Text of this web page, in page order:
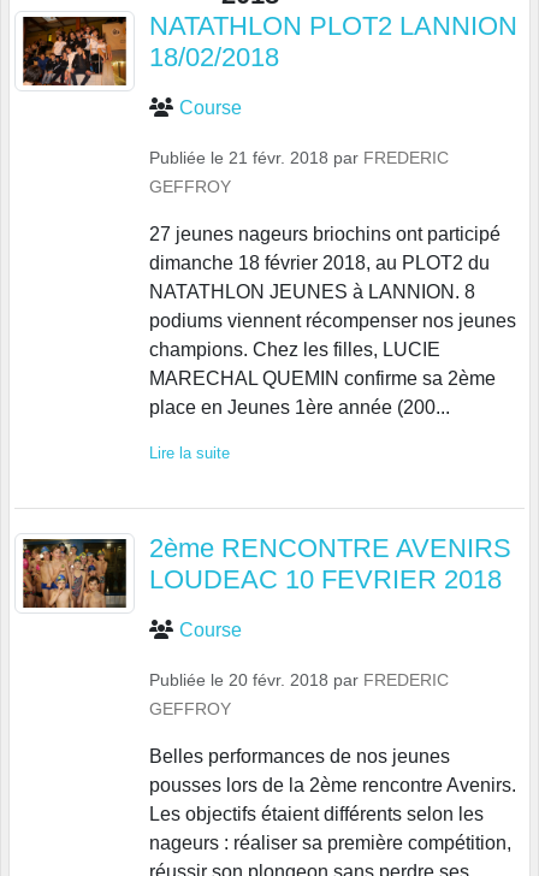
NATATHLON PLOT2 LANNION
18/02/2018
Course
Publiée le 21 févr. 2018 par FREDERIC
GEFFROY
27 jeunes nageurs briochins ont participé
dimanche 18 février 2018, au PLOT2 du
NATATHLON JEUNES à LANNION. 8
podiums viennent récompenser nos jeunes
champions. Chez les filles, LUCIE
MARECHAL QUEMIN confirme sa 2ème
place en Jeunes 1ère année (200...
Lire la suite
2ème RENCONTRE AVENIRS
LOUDEAC 10 FEVRIER 2018
Course
Publiée le 20 févr. 2018 par FREDERIC
GEFFROY
Belles performances de nos jeunes
pousses lors de la 2ème rencontre Avenirs.
Les objectifs étaient différents selon les
nageurs : réaliser sa première compétition,